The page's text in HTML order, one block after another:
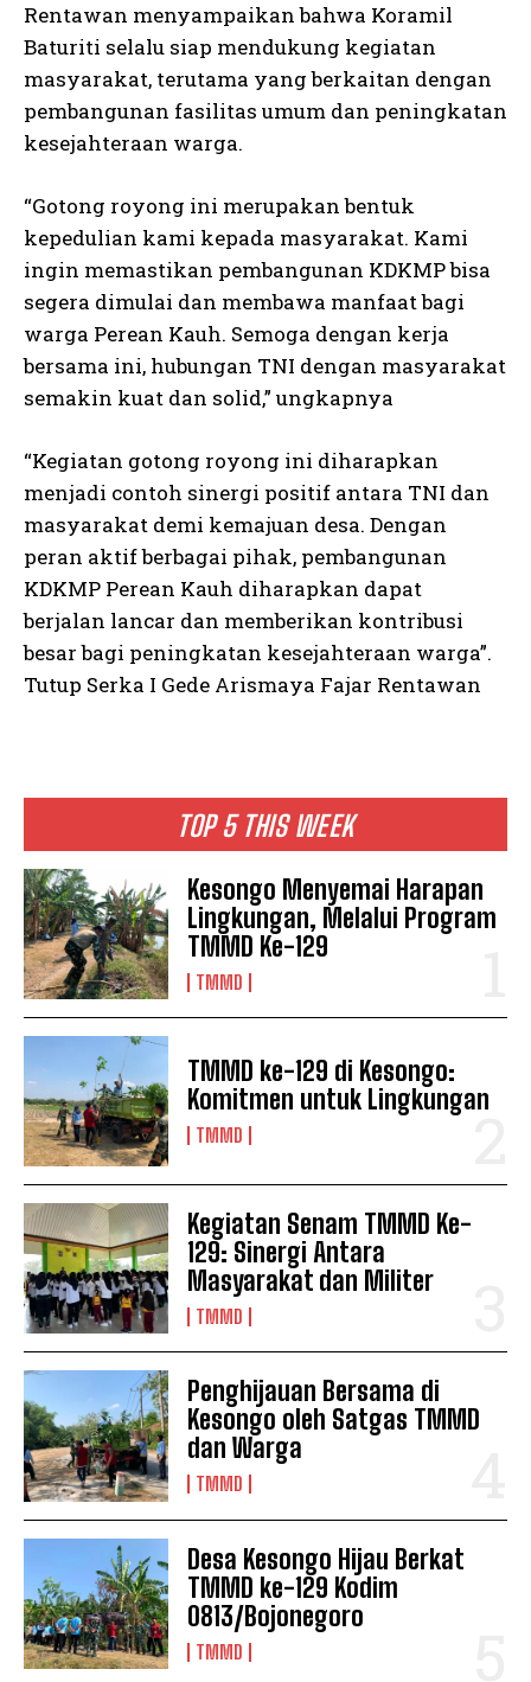
TOP 5 THIS WEEK
Kesongo Menyemai Harapan
Lingkungan, Melalui Program
TMMD Ke-129
TMMD
TMMD ke-129 di Kesongo:
Komitmen untuk Lingkungan
TMMD
Kegiatan Senam TMMD Ke-
129: Sinergi Antara
Masyarakat dan Militer
TMMD
Penghijauan Bersama di
Kesongo oleh Satgas TMMD
dan Warga
TMMD
Desa Kesongo Hijau Berkat
TMMD ke-129 Kodim
0813/Bojonegoro
TMMD
Rentawan menyampaikan bahwa Koramil
Baturiti selalu siap mendukung kegiatan
masyarakat, terutama yang berkaitan dengan
pembangunan fasilitas umum dan peningkatan
kesejahteraan warga.
“Gotong royong ini merupakan bentuk
kepedulian kami kepada masyarakat. Kami
ingin memastikan pembangunan KDKMP bisa
segera dimulai dan membawa manfaat bagi
warga Perean Kauh. Semoga dengan kerja
bersama ini, hubungan TNI dengan masyarakat
semakin kuat dan solid,” ungkapnya
“Kegiatan gotong royong ini diharapkan
menjadi contoh sinergi positif antara TNI dan
masyarakat demi kemajuan desa. Dengan
peran aktif berbagai pihak, pembangunan
KDKMP Perean Kauh diharapkan dapat
berjalan lancar dan memberikan kontribusi
besar bagi peningkatan kesejahteraan warga”.
Tutup Serka I Gede Arismaya Fajar Rentawan